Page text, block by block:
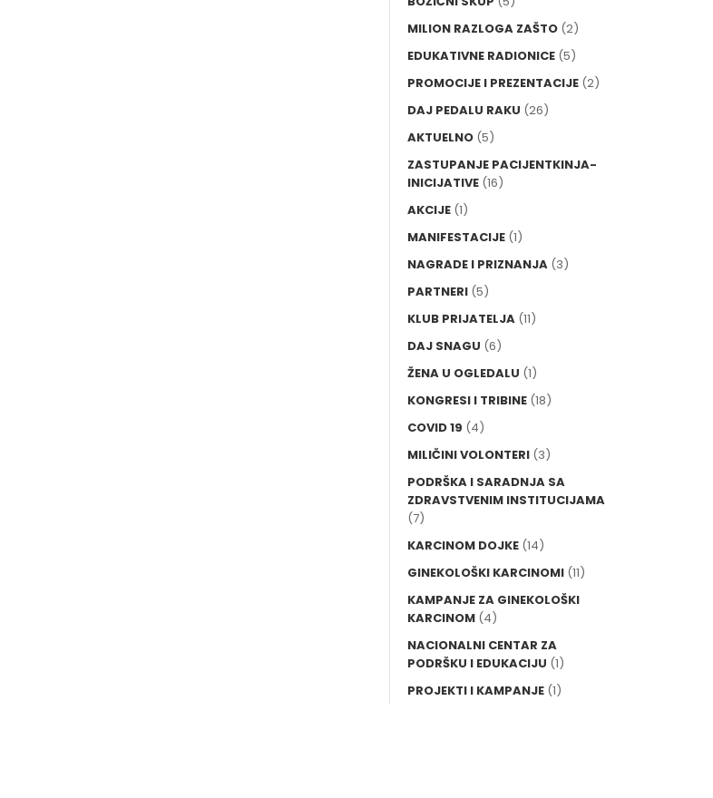
MILION RAZLOGA ZAŠTO (2)
EDUKATIVNE RADIONICE (5)
PROMOCIJE I PREZENTACIJE (2)
DAJ PEDALU RAKU (26)
AKTUELNO (5)
ZASTUPANJE PACIJENTKINJA-
INICIJATIVE (16)
AKCIJE (1)
MANIFESTACIJE (1)
NAGRADE I PRIZNANJA (3)
PARTNERI (5)
KLUB PRIJATELJA (11)
DAJ SNAGU (6)
ŽENA U OGLEDALU (1)
KONGRESI I TRIBINE (18)
COVID 19 (4)
MILIČINI VOLONTERI (3)
PODRŠKA I SARADNJA SA
ZDRAVSTVENIM INSTITUCIJAMA
(7)
KARCINOM DOJKE (14)
GINEKOLOŠKI KARCINOMI (11)
KAMPANJE ZA GINEKOLOŠKI
KARCINOM (4)
NACIONALNI CENTAR ZA
PODRŠKU I EDUKACIJU (1)
PROJEKTI I KAMPANJE (1)